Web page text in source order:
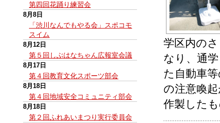
第四回花踊り練習会
8月8日
「渋川なんでもやる会」スポコモ
スイム
8月12日
第５回しぶはなちゃん広報室会議
8月17日
第４回教育文化スポーツ部会
8月18日
第４回地域安全コミュニティ部会
8月18日
第２回ふれあいまつり実行委員会
学区内の
なり、通
た自動車
の注意喚
作製した